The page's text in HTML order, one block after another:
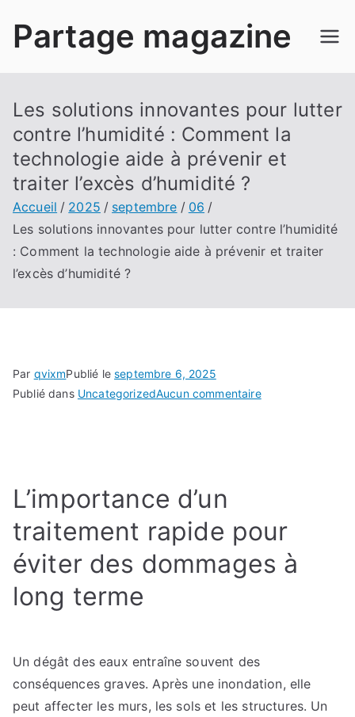
Partage magazine
Les solutions innovantes pour lutter
contre l’humidité : Comment la
technologie aide à prévenir et
traiter l’excès d’humidité ?
Accueil 2025 septembre
06
Les solutions innovantes pour lutter contre l’humidité
: Comment la technologie aide à prévenir et traiter
l’excès d’humidité ?
Par qvixmPublié leseptembre 6, 2025
Publié dans UncategorizedAucun commentairesur
l’humidité
Comment
et
traiter
L’importance d’un
traitement rapide pour
éviter des dommages à
long terme
Un dégât des eaux entraîne souvent des
conséquences graves. Après une inondation, elle
peut affecter les murs, les sols et les structures. Un